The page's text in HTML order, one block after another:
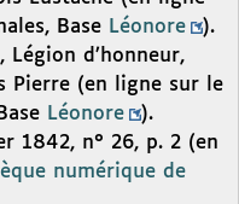
Base Léonore
).
d’honneur,
Pierre (en ligne sur le
Léonore
).
1842, n° 26, p. 2 (en
numérique de